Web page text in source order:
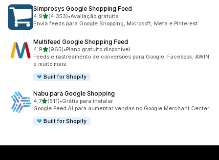
Simprosys Google Shopping Feed
4,9de 5 estrelas
(4.353)
4353 avaliações ao todo
•Avaliação gratuita
Envia feeds para Google Shopping, Microsoft, Meta e Pinterest
Multifeed Google Shopping Feed
4,9de 5 estrelas
(965)
965 avaliações ao todo
•Plano gratuito disponível
Feeds e rastreamento de conversões para Google, Facebook, AWIN
e muito mais
Built for Shopify
Nabu para Google Shopping
4,7de 5 estrelas
(511)
511 avaliações ao todo
•Grátis para instalar
Google Feed AI para aumentar vendas no Google Merchant Center
Built for Shopify